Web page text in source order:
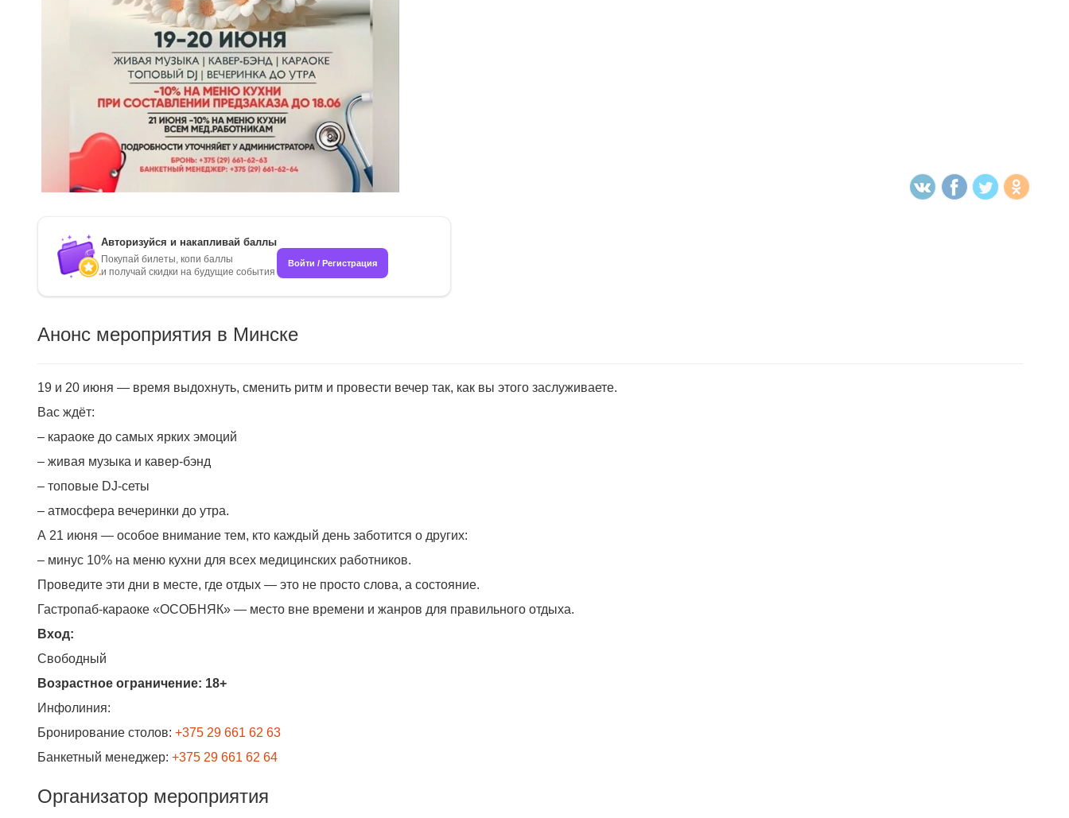
Авторизуйся и накапливай баллы
Покупай билеты, копи баллы
и получай скидки на будущие события
Войти / Регистрация
Анонс мероприятия в Минске
19 и 20 июня — время выдохнуть, сменить ритм и провести вечер так, как вы этого заслуживаете.
Вас ждёт:
– караоке до самых ярких эмоций
– живая музыка и кавер-бэнд
– топовые DJ-сеты
– атмосфера вечеринки до утра.
А 21 июня — особое внимание тем, кто каждый день заботится о других:
– минус 10% на меню кухни для всех медицинских работников.
Проведите эти дни в месте, где отдых — это не просто слова, а состояние.
Гастропаб-караоке «ОСОБНЯК» — место вне времени и жанров для правильного отдыха.
Вход:
Свободный
Возрастное ограничение: 18+
Инфолиния:
Бронирование столов: +375 29 661 62 63
Банкетный менеджер: +375 29 661 62 64
Организатор мероприятия